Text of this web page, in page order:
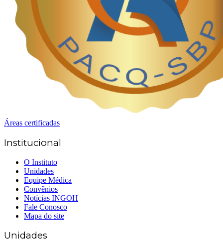
Áreas certificadas
Institucional
O Instituto
Unidades
Equipe Médica
Convênios
Notícias INGOH
Fale Conosco
Mapa do site
Unidades